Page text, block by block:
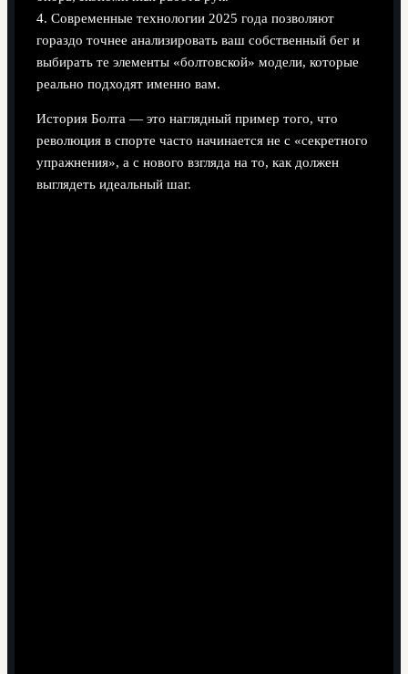
4. Современные технологии 2025 года позволяют
гораздо точнее анализировать ваш собственный бег и
выбирать те элементы «болтовской» модели, которые
реально подходят именно вам.
История Болта — это наглядный пример того, что
революция в спорте часто начинается не с «секретного
упражнения», а с нового взгляда на то, как должен
выглядеть идеальный шаг.